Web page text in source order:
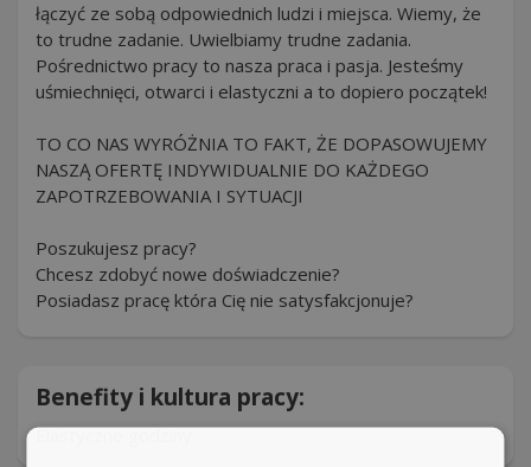
łączyć ze sobą odpowiednich ludzi i miejsca. Wiemy, że
to trudne zadanie. Uwielbiamy trudne zadania.
Pośrednictwo pracy to nasza praca i pasja. Jesteśmy
uśmiechnięci, otwarci i elastyczni a to dopiero początek!
TO CO NAS WYRÓŻNIA TO FAKT, ŻE DOPASOWUJEMY
NASZĄ OFERTĘ INDYWIDUALNIE DO KAŻDEGO
ZAPOTRZEBOWANIA I SYTUACJI
Poszukujesz pracy?
Chcesz zdobyć nowe doświadczenie?
Posiadasz pracę która Cię nie satysfakcjonuje?
Benefity i kultura pracy:
Elastyczne godziny